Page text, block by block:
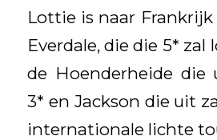
Lottie is naar
Everdale, die die 5* zal
de Hoenderheide
3* en Jackson die uit
internationale lichte